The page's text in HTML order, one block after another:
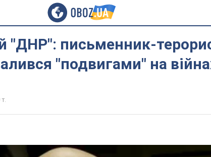
"ДНР": письменник-
"подвигами" на
т.